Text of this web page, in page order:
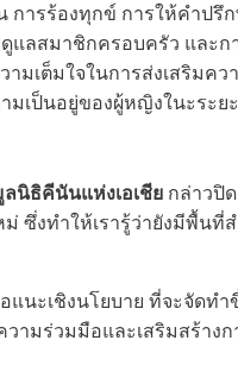
การร้องทุกข์ การให้คำ
แลสมาชิกครอบครัว แล
มเต็มใจในการส่งเสริม
เป็นอยู่ของผู้หญิงในะระย
นิธิคีนันแห่งเอเชีย กล่าวปิ
ซึ่งทำให้เรารู้ว่ายังมีพื้น
ะเชิงนโยบาย ที่จะจัดท
มร่วมมือและเสริมสร้าง